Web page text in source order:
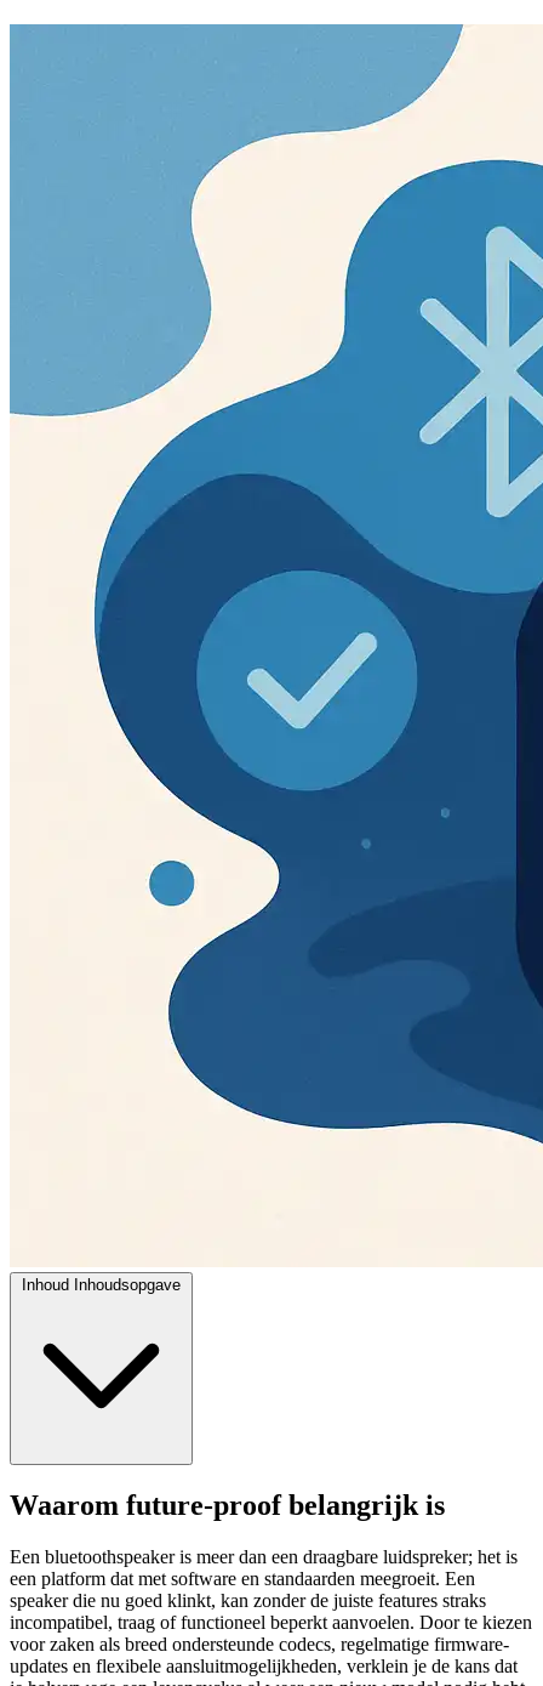
Inhoud Inhoudsopgave
Waarom future-proof belangrijk is
Een bluetoothspeaker is meer dan een draagbare luidspreker; het is
een platform dat met software en standaarden meegroeit. Een
speaker die nu goed klinkt, kan zonder de juiste features straks
incompatibel, traag of functioneel beperkt aanvoelen. Door te kiezen
voor zaken als breed ondersteunde codecs, regelmatige firmware-
updates en flexibele aansluitmogelijkheden, verklein je de kans dat